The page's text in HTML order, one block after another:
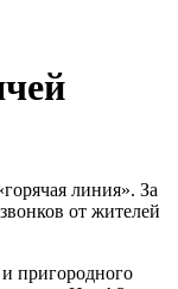
линия». За
от жителей
пригородного